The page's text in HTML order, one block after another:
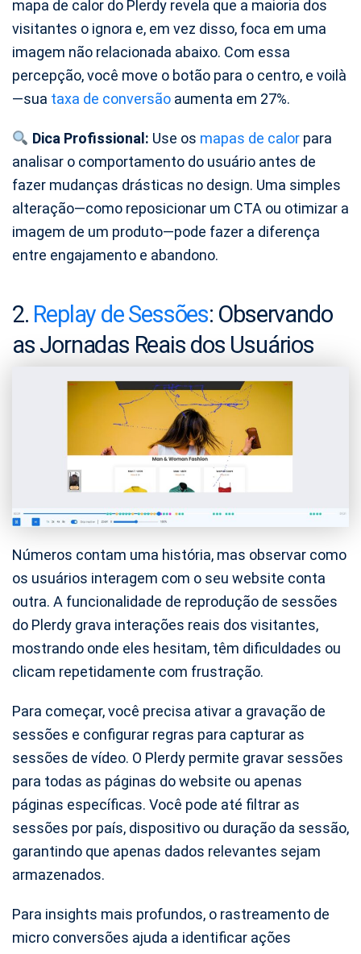
mapa de calor do Plerdy revela que a maioria dos
visitantes o ignora e, em vez disso, foca em uma
imagem não relacionada abaixo. Com essa
percepção, você move o botão para o centro, e voilà
—sua taxa de conversão aumenta em 27%.
Dica Profissional: Use os mapas de calorpara
analisar o comportamento do usuário antes de
fazer mudanças drásticas no design. Uma simples
alteração—como reposicionar um CTA ou otimizar a
imagem de um produto—pode fazer a diferença
entre engajamento e abandono.
2. Replay de Sessões: Observando
as Jornadas Reais dos Usuários
Números contam uma história, mas observar como
os usuários interagem com o seu website conta
outra. A funcionalidade de reprodução de sessões
do Plerdy grava interações reais dos visitantes,
mostrando onde eles hesitam, têm dificuldades ou
clicam repetidamente com frustração.
Para começar, você precisa ativar a gravação de
sessões e configurar regras para capturar as
sessões de vídeo. O Plerdy permite gravar sessões
para todas as páginas do website ou apenas
páginas específicas. Você pode até filtrar as
sessões por país, dispositivo ou duração da sessão,
garantindo que apenas dados relevantes sejam
armazenados.
Para insights mais profundos, o rastreamento de
micro conversões ajuda a identificar ações